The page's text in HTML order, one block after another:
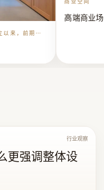
。。 等知名地产公司提
处家具定制。 同时跟香
德光设计事务所、广州
洲际装饰，深圳奇信集
以来，前期以
产能力 1.5
务所、广州集
深圳奇信集
高端商业
行业观察
更强调整体设